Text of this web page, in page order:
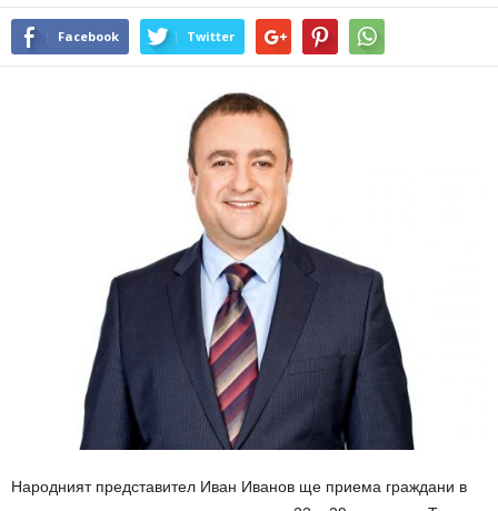
Facebook Twitter
Народният представител Иван Иванов ще приема граждани в